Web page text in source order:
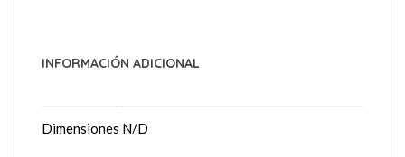
INFORMACIÓN ADICIONAL
Dimensiones N/D